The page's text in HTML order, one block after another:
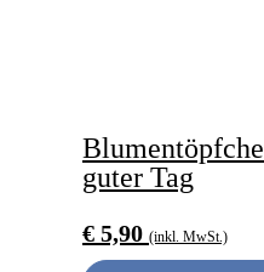
guter Tag
€ 5,90 (inkl. MwSt.)